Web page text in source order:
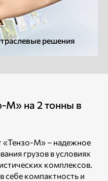
решения
М» на 2 тонны в
«Тензо-М» – надежное
грузов в условиях
комплексов.
себе компактность и